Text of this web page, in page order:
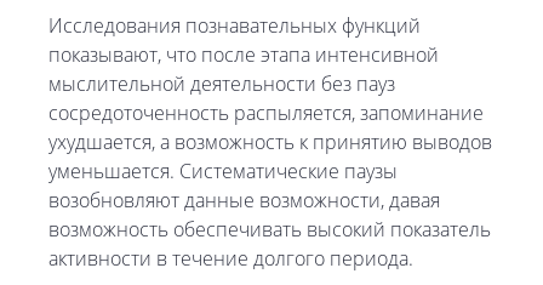
Исследования познавательных функций
показывают, что после этапа интенсивной
мыслительной деятельности без пауз
сосредоточенность распыляется, запоминание
ухудшается, а возможность к принятию выводов
уменьшается. Систематические паузы
возобновляют данные возможности, давая
возможность обеспечивать высокий показатель
активности в течение долгого периода.